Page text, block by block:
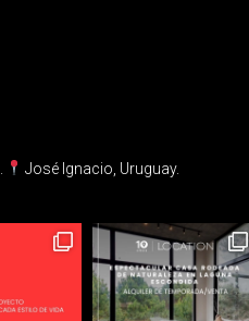
José Ignacio, Uruguay.